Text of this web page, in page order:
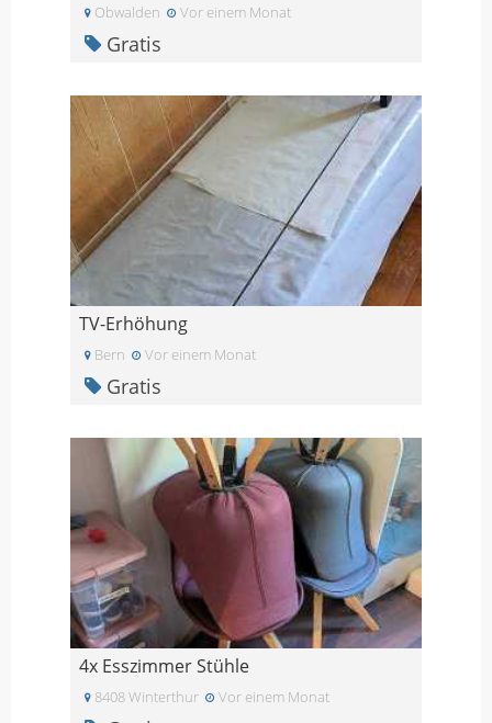
Obwalden Vor einem Monat
Gratis
TV-Erhöhung
Bern Vor einem Monat
Gratis
4x Esszimmer Stühle
8408 Winterthur Vor einem Monat